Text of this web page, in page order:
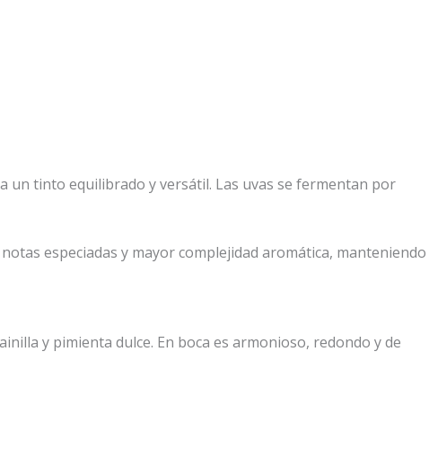
un tinto equilibrado y versátil. Las uvas se fermentan por
especiadas y mayor complejidad aromática, manteniendo
y pimienta dulce. En boca es armonioso, redondo y de